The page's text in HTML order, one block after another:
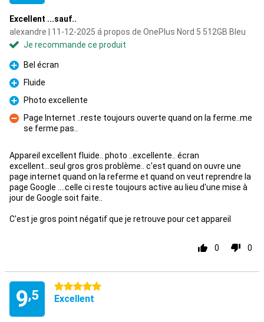
Excellent ...sauf..
alexandre | 11-12-2025 á propos de OnePlus Nord 5 512GB Bleu
Je recommande ce produit
Pour
Bel écran
Pour
Fluide
Pour
Photo excellente
Contre
Page Internet ..reste toujours ouverte quand on la ferme..me
se ferme pas..
Appareil excellent fluide.. photo ..excellente.. écran
excellent...seul gros gros problème.. c'est quand on ouvre une
page internet quand on la referme et quand on veut reprendre la
page Google ....celle ci reste toujours active au lieu d'une mise à
jour de Google soit faite..
C'est je gros point négatif que je retrouve pour cet appareil
0 0
9,5
5 étoiles
Excellent